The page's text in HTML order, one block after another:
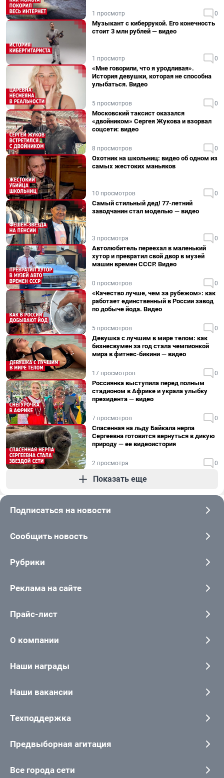
1 просмотр 0
Музыкант с киберрукой. Его конечность
стоит 3 млн рублей — видео
1 просмотр 0
«Мне говорили, что я уродливая».
История девушки, которая не способна
улыбаться. Видео
5 просмотров 0
Московский таксист оказался
«двойником» Сергея Жукова и взорвал
соцсети: видео
8 просмотров 0
Охотник на школьниц: видео об одном из
самых жестоких маньяков
10 просмотров 0
Самый стильный дед! 77-летний
заводчанин стал моделью — видео
3 просмотра 0
Автолюбитель переехал в маленький
хутор и превратил свой двор в музей
машин времен СССР. Видео
0 просмотров 0
«Качество лучше, чем за рубежом»: как
работает единственный в России завод
по добыче йода. Видео
5 просмотров 0
Девушка с лучшим в мире телом: как
бизнесвумен за год стала чемпионкой
мира в фитнес-бикини — видео
17 просмотров 0
Россиянка выступила перед полным
стадионом в Африке и украла улыбку
президента — видео
7 просмотров 0
Спасенная на льду Байкала нерпа
Сергеевна готовится вернуться в дикую
природу — ее видеоистория
2 просмотра 0
Показать еще
Подписаться на новости
Сообщить новость
Рубрики
Реклама на сайте
Прайс-лист
О компании
Наши награды
Наши вакансии
Техподдержка
Предвыборная агитация
Все города сети